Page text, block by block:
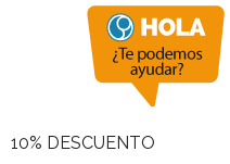
10% DESCUENTO